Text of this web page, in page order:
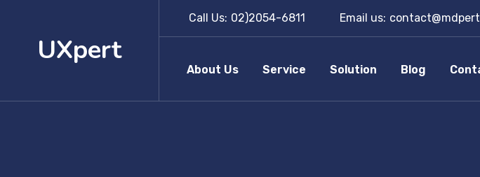
UXpert
Call Us: 02)2054-6811 Email us:
About Us Service Solution Blog